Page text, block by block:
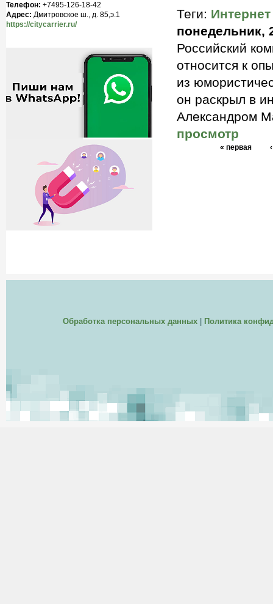
Теги:
понедельник,
Российский
относится к
из
он раскрыл в
Александром
просмотр
« первая
Телефон: +7495-126-18-42
Адрес: Дмитровское ш., д. 85,э.1
https://citycarrier.ru/
Обработка персональных данных| Политика